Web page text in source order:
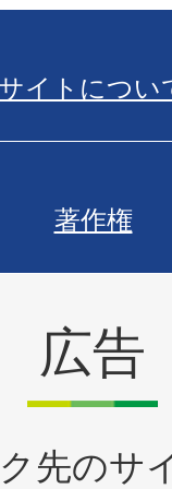
サイトについ
著作権
広告
先のサ